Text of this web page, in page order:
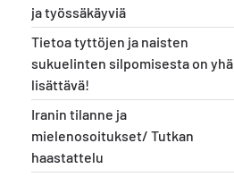
ja työssäkäyviä
Tietoa tyttöjen ja naisten
sukuelinten silpomisesta on yhä
lisättävä!
Iranin tilanne ja
mielenosoitukset/ Tutkan
haastattelu